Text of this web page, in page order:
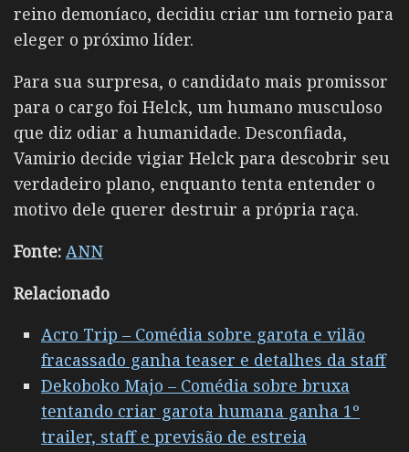
reino demoníaco, decidiu criar um torneio para
eleger o próximo líder.
Para sua surpresa, o candidato mais promissor
para o cargo foi Helck, um humano musculoso
que diz odiar a humanidade. Desconfiada,
Vamirio decide vigiar Helck para descobrir seu
verdadeiro plano, enquanto tenta entender o
motivo dele querer destruir a própria raça.
Fonte: ANN
Relacionado
Acro Trip – Comédia sobre garota e vilão
fracassado ganha teaser e detalhes da staff
Dekoboko Majo – Comédia sobre bruxa
tentando criar garota humana ganha 1º
trailer, staff e previsão de estreia